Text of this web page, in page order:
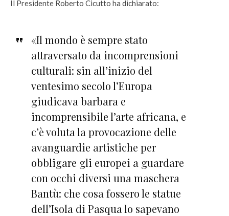
Il Presidente Roberto Cicutto ha dichiarato:
«Il mondo è sempre stato
attraversato da incomprensioni
culturali: sin all’inizio del
ventesimo secolo l’Europa
giudicava barbara e
incomprensibile l’arte africana, e
c’è voluta la provocazione delle
avanguardie artistiche per
obbligare gli europei a guardare
con occhi diversi una maschera
Bantù: che cosa fossero le statue
dell’Isola di Pasqua lo sapevano